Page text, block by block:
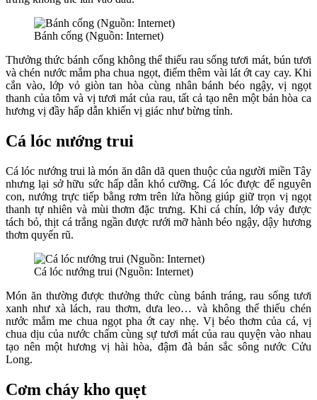
Bánh cống (Nguồn: Internet)
Thưởng thức bánh cống không thể thiếu rau sống tươi mát, bún tươi
và chén nước mắm pha chua ngọt, điểm thêm vài lát ớt cay cay. Khi
cắn vào, lớp vỏ giòn tan hòa cùng nhân bánh béo ngậy, vị ngọt
thanh của tôm và vị tươi mát của rau, tất cả tạo nên một bản hòa ca
hương vị đầy hấp dẫn khiến vị giác như bừng tỉnh.
Cá lóc nướng trui
Cá lóc nướng trui là món ăn dân dã quen thuộc của người miền Tây
nhưng lại sở hữu sức hấp dẫn khó cưỡng. Cá lóc được để nguyên
con, nướng trực tiếp bằng rơm trên lửa hồng giúp giữ trọn vị ngọt
thanh tự nhiên và mùi thơm đặc trưng. Khi cá chín, lớp vảy được
tách bỏ, thịt cá trắng ngần được rưới mỡ hành béo ngậy, dậy hương
thơm quyến rũ.
Cá lóc nướng trui (Nguồn: Internet)
Món ăn thường được thưởng thức cùng bánh tráng, rau sống tươi
xanh như xà lách, rau thơm, dưa leo… và không thể thiếu chén
nước mắm me chua ngọt pha ớt cay nhẹ. Vị béo thơm của cá, vị
chua dịu của nước chấm cùng sự tươi mát của rau quyện vào nhau
tạo nên một hương vị hài hòa, đậm đà bản sắc sông nước Cửu
Long.
Cơm cháy kho quẹt